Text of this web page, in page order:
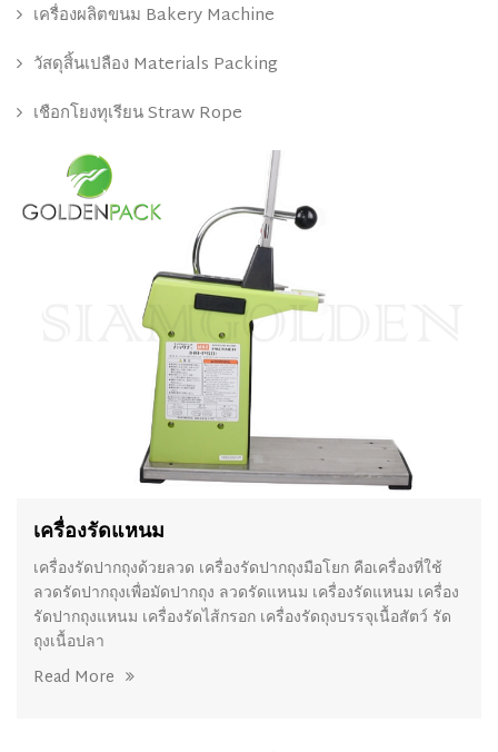
เครื่องผลิตขนม Bakery Machine
วัสดุสิ้นเปลือง Materials Packing
เชือกโยงทุเรียน Straw Rope
เครื่องรัดแหนม
เครื่องรัดปากถุงด้วยลวด เครื่องรัดปากถุงมือโยก คือเครื่องที่ใช้
ลวดรัดปากถุงเพื่อมัดปากถุง ลวดรัดแหนม เครื่องรัดแหนม เครื่อง
รัดปากถุงแหนม เครื่องรัดไส้กรอก เครื่องรัดถุงบรรจุเนื้อสัตว์ รัด
ถุงเนื้อปลา
Read More